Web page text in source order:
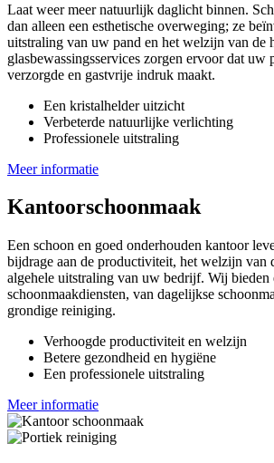
Laat weer meer natuurlijk daglicht binnen.
dan alleen een esthetische overweging; ze
uitstraling van uw pand en het welzijn van de
glasbewassingsservices zorgen ervoor dat uw
verzorgde en gastvrije indruk maakt.
Een kristalhelder uitzicht
Verbeterde natuurlijke verlichting
Professionele uitstraling
Meer informatie
Kantoorschoonmaak
Een schoon en goed onderhouden kantoor
bijdrage aan de productiviteit, het welzijn van
algehele uitstraling van uw bedrijf. Wij bieden
schoonmaakdiensten, van dagelijkse
grondige reiniging.
Verhoogde productiviteit en welzijn
Betere gezondheid en hygiëne
Een professionele uitstraling
Meer informatie